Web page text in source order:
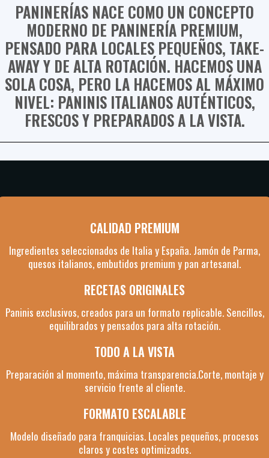
PANINERÍAS NACE COMO UN CONCEPTO
MODERNO DE PANINERÍA PREMIUM,
PENSADO PARA LOCALES PEQUEÑOS, TAKE-
AWAY Y DE ALTA ROTACIÓN. HACEMOS UNA
SOLA COSA, PERO LA HACEMOS AL MÁXIMO
NIVEL: PANINIS ITALIANOS AUTÉNTICOS,
FRESCOS Y PREPARADOS A LA VISTA.
CALIDAD PREMIUM
Ingredientes seleccionados de Italia y España. Jamón de Parma,
quesos italianos, embutidos premium y pan artesanal.
RECETAS ORIGINALES
Paninis exclusivos, creados para un formato replicable. Sencillos,
equilibrados y pensados para alta rotación.
TODO A LA VISTA
Preparación al momento, máxima transparencia.Corte, montaje y
servicio frente al cliente.
FORMATO ESCALABLE
Modelo diseñado para franquicias. Locales pequeños, procesos
claros y costes optimizados.